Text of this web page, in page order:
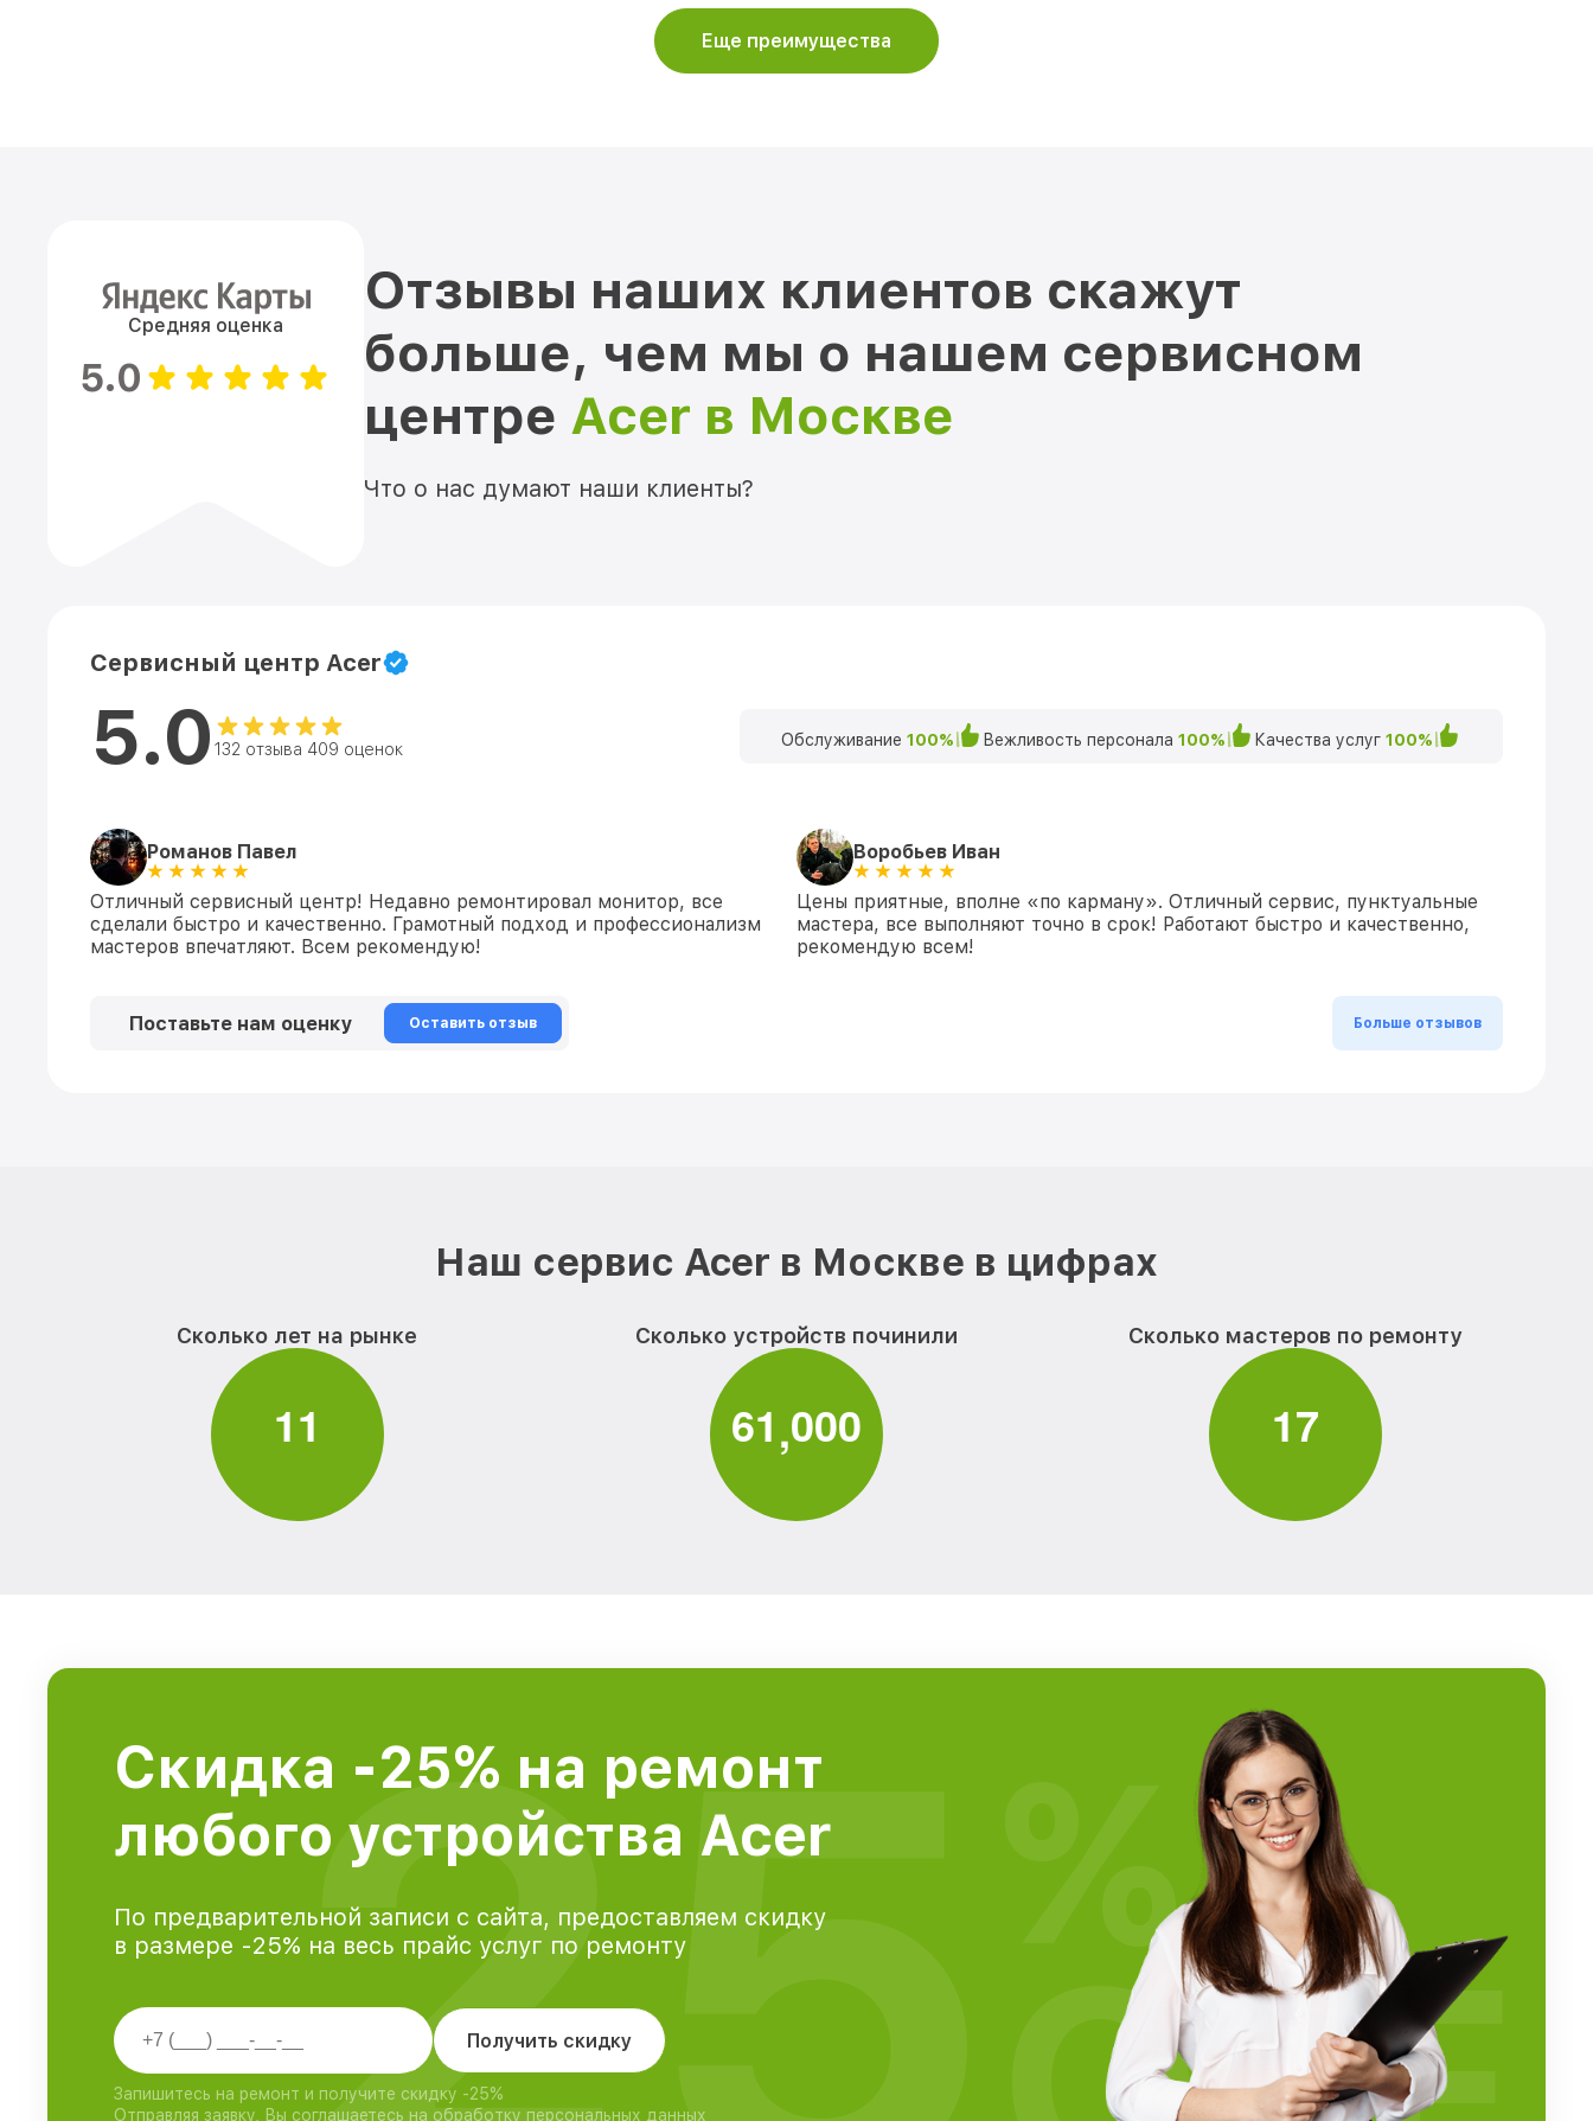
Еще преимущества
Средняя оценка
5.0
Отзывы наших клиентов скажут
больше, чем мы о нашем сервисном
центре Acer в Москве
Что о нас думают наши клиенты?
Сервисный центр Acer
5.0 132 отзыва 409 оценок Обслуживание 100% Вежливость персонала 100% Качества услуг 100%
Романов Павел
Отличный сервисный центр! Недавно ремонтировал монитор, все
сделали быстро и качественно. Грамотный подход и профессионализм
мастеров впечатляют. Всем рекомендую!
Воробьев Иван
Цены приятные, вполне «по карману». Отличный сервис, пунктуальные
мастера, все выполняют точно в срок! Работают быстро и качественно,
рекомендую всем!
Поставьте нам оценку Оставить отзыв Больше отзывов
Наш сервис Acer в Москве в цифрах
Сколько лет на рынке
11
Сколько устройств починили
61,000
Сколько мастеров по ремонту
17
Скидка -25% на ремонт
любого устройства Acer
По предварительной записи с сайта, предоставляем скидку
в размере -25% на весь прайс услуг по ремонту
Получить скидку
Запишитесь на ремонт и получите скидку -25%
Отправляя заявку, Вы соглашаетесь на обработку персональных данных
25 %